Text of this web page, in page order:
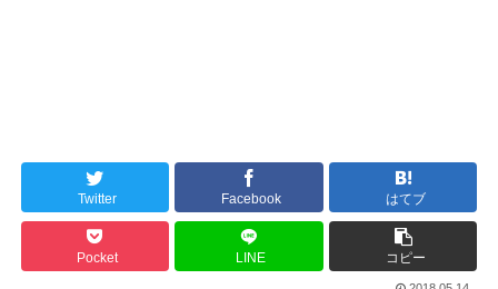
Powered by livedoor 相互RSS
Twitter Facebook はてブ
Pocket LINE コピー